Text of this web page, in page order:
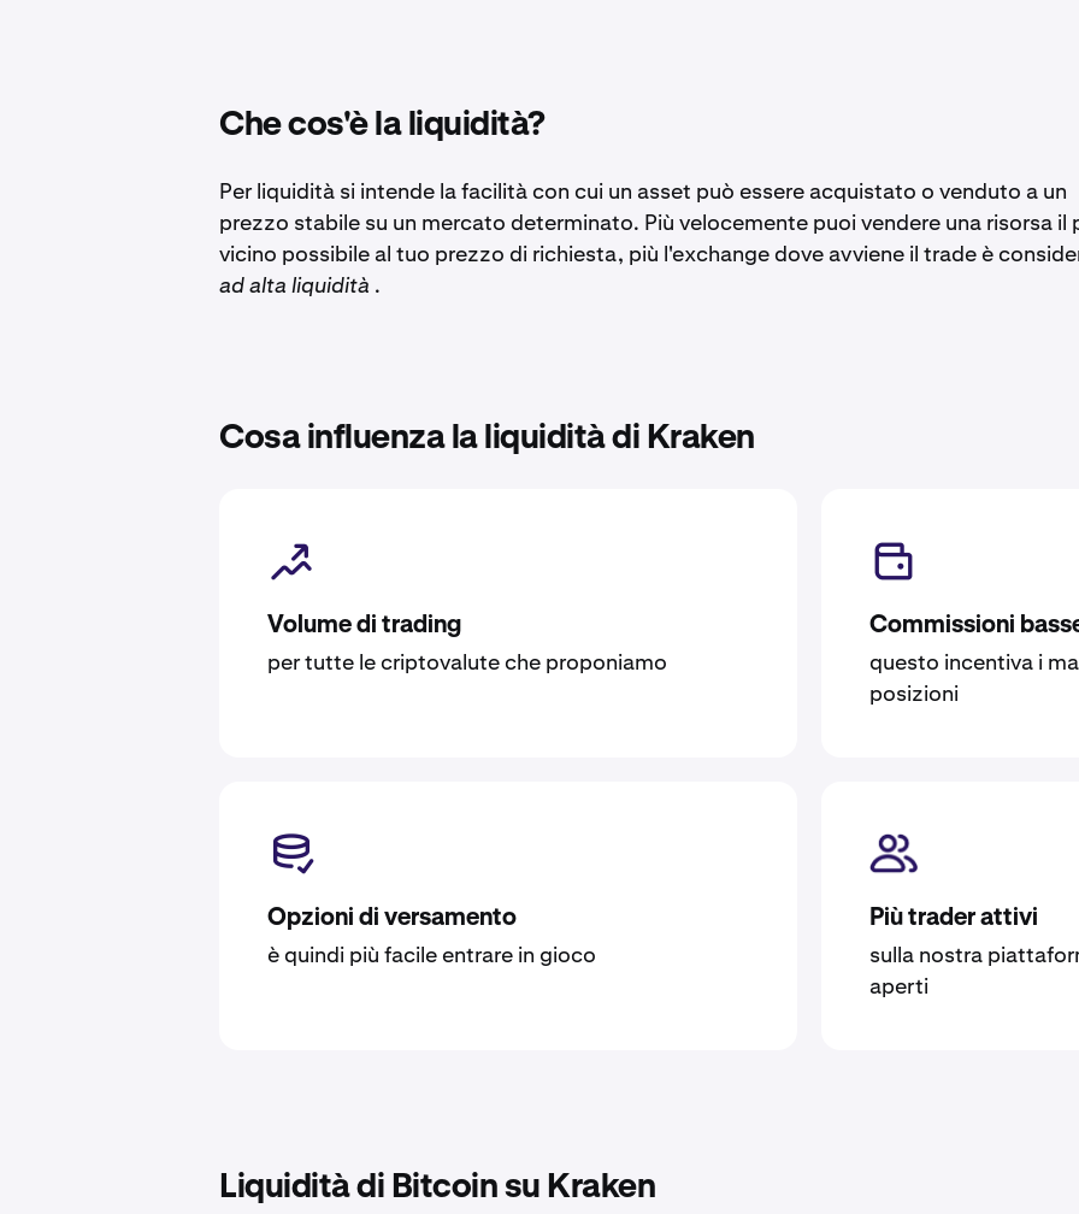
Che cos'è la liquidità?
Per liquidità si intende la facilità con cui un asset può essere acquistato o venduto a un
prezzo stabile su un mercato determinato. Più velocemente puoi vendere una risorsa il
vicino possibile al tuo prezzo di richiesta, più l'exchange dove avviene il trade è
ad alta liquidità .
Cosa influenza la liquidità di Kraken
Volume di trading
per tutte le criptovalute che proponiamo
Commissioni
questo incentiva i
posizioni
Opzioni di versamento
è quindi più facile entrare in gioco
Più trader attivi
sulla nostra
aperti
Liquidità di Bitcoin su Kraken